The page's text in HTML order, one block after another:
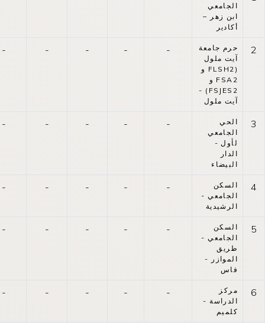
الجامعي
ابن زهر –
أكادير
2
حرم جامعة
آيت ملول
(FLSH2 و
FSA2 و
FSJES2) -
آيت ملول
-
-
-
-
-
3
الحي
الجامعي
لأول -
الدار
البيضاء
-
-
-
-
-
4
السكن
الجامعي -
الرشيدية
-
-
-
-
-
5
السكن
الجامعي -
طريق
الموازر -
فاس
-
-
-
-
-
6
مركز
الدراسة -
كلميم
-
-
-
-
-